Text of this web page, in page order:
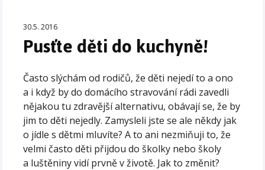
30.5. 2016
Pusťte děti do kuchyně!
Často slýchám od rodičů, že děti nejedí to a ono
a i když by do domácího stravování rádi zavedli
nějakou tu zdravější alternativu, obávají se, že by
jim to děti nejedly. Zamysleli jste se ale někdy jak
o jídle s dětmi mluvíte? A to ani nezmiňuji to, že
velmi často děti přijdou do školky nebo školy
a luštěniny vidí prvně v životě. Jak to změnit?